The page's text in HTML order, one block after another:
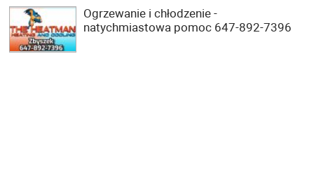
Ogrzewanie i chłodzenie -
natychmiastowa pomoc 647-892-7396